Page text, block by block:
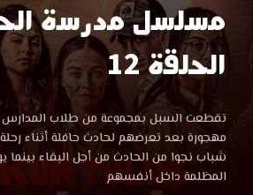
مسلسل
مدرسة
الحرية
الحلقة
مسلسل مدرسة
الحلقة 12
مسلسل
مدرسة
الحرية
kurtulus
تقطعت السبل بمجموعة من طلاب المدارس
مهجورة بعد تعرضهم لحادث حافلة أثناء
شباب نجوا من الحادث من أجل البقاء بينما
المظلمة داخل أنفسهم